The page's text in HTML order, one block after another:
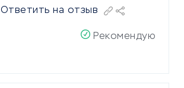
Ответить на отзыв
Рекомендую